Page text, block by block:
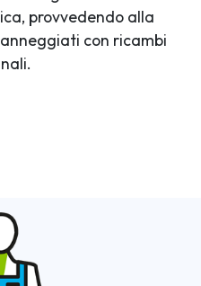
provvedendo alla
con ricambi